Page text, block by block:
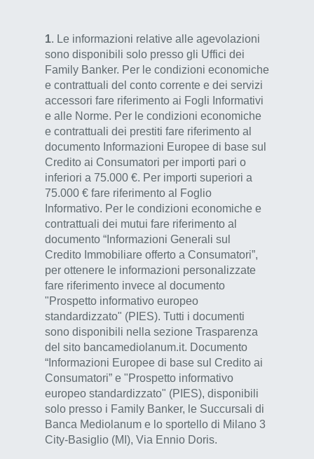
1. Le informazioni relative alle agevolazioni
sono disponibili solo presso gli Uffici dei
Family Banker. Per le condizioni economiche
e contrattuali del conto corrente e dei servizi
accessori fare riferimento ai Fogli Informativi
e alle Norme. Per le condizioni economiche
e contrattuali dei prestiti fare riferimento al
documento Informazioni Europee di base sul
Credito ai Consumatori per importi pari o
inferiori a 75.000 €. Per importi superiori a
75.000 € fare riferimento al Foglio
Informativo. Per le condizioni economiche e
contrattuali dei mutui fare riferimento al
documento “Informazioni Generali sul
Credito Immobiliare offerto a Consumatori”,
per ottenere le informazioni personalizzate
fare riferimento invece al documento
"Prospetto informativo europeo
standardizzato" (PIES). Tutti i documenti
sono disponibili nella sezione Trasparenza
del sito bancamediolanum.it. Documento
“Informazioni Europee di base sul Credito ai
Consumatori” e "Prospetto informativo
europeo standardizzato" (PIES), disponibili
solo presso i Family Banker, le Succursali di
Banca Mediolanum e lo sportello di Milano 3
City-Basiglio (MI), Via Ennio Doris.